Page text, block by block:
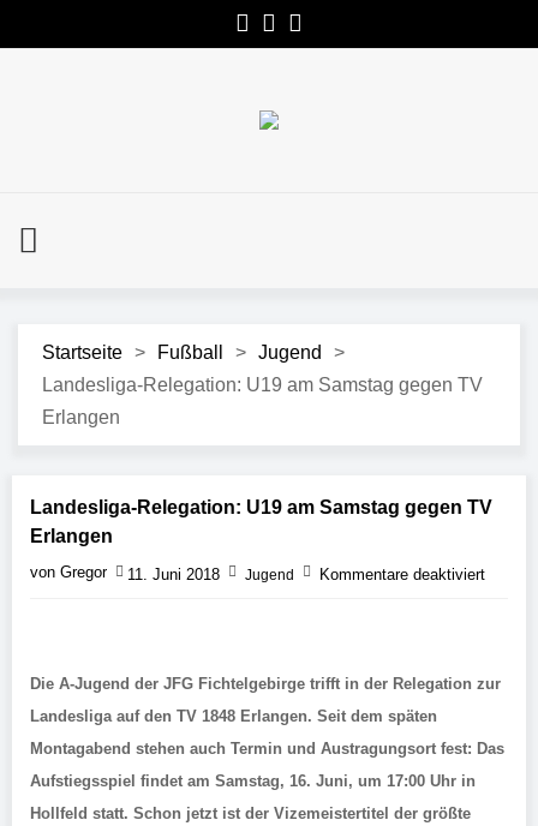
Startseite > Fußball > Jugend
>
Landesliga-Relegation: U19 am Samstag gegen TV
Erlangen
Landesliga-Relegation: U19 am Samstag gegen TV
Erlangen
von Gregor 11. Juni 2018 Jugend Kommentare deaktiviert
Die A-Jugend der JFG Fichtelgebirge trifft in der Relegation zur
Landesliga auf den TV 1848 Erlangen. Seit dem späten
Montagabend stehen auch Termin und Austragungsort fest: Das
Aufstiegsspiel findet am Samstag, 16. Juni, um 17:00 Uhr in
Hollfeld statt. Schon jetzt ist der Vizemeistertitel der größte